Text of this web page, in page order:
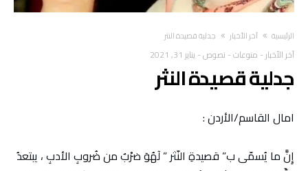
‫الرئيسية‬ آخر الأخبار جدلية قصيدة النثر
آخر الأخبار- منوعات- نصوص-يناير 31, 2021
جدلية قصيدة النثر
امال القاسم/الأردن :
إِنَّ ما يُسمّى ب” قصيدةِ النّثر ” لٓهُوٓ ضرْبٌ من ضُروبِ الأدبِ ، يبتعدُ